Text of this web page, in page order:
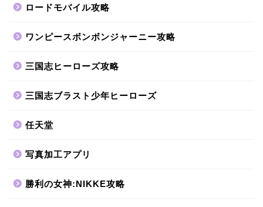
ロードモバイル攻略
ワンピースボンボンジャーニー攻略
三国志ヒーローズ攻略
三国志ブラスト少年ヒーローズ
任天堂
写真加工アプリ
勝利の女神:NIKKE攻略